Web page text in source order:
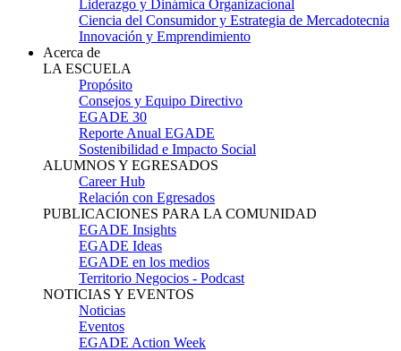
Liderazgo y Dinámica Organizacional
Ciencia del Consumidor y Estrategia de Mercadotecnia
Innovación y Emprendimiento
Acerca de
LA ESCUELA
Propósito
Consejos y Equipo Directivo
EGADE 30
Reporte Anual EGADE
Sostenibilidad e Impacto Social
ALUMNOS Y EGRESADOS
Career Hub
Relación con Egresados
PUBLICACIONES PARA LA COMUNIDAD
EGADE Insights
EGADE Ideas
EGADE en los medios
Territorio Negocios - Podcast
NOTICIAS Y EVENTOS
Noticias
Eventos
EGADE Action Week